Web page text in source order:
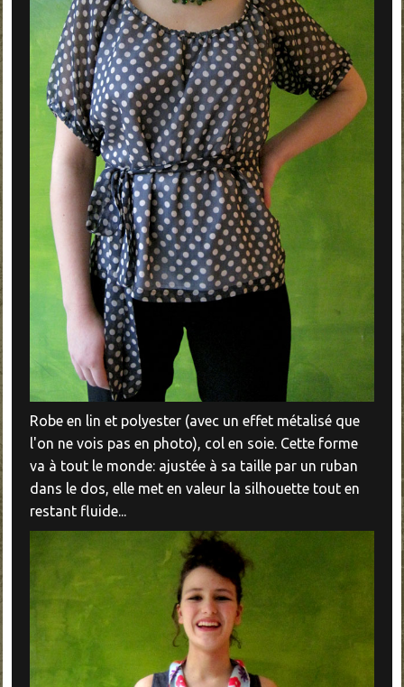
Robe en lin et polyester (avec un effet métalisé que
l'on ne vois pas en photo), col en soie. Cette forme
va à tout le monde: ajustée à sa taille par un ruban
dans le dos, elle met en valeur la silhouette tout en
restant fluide...